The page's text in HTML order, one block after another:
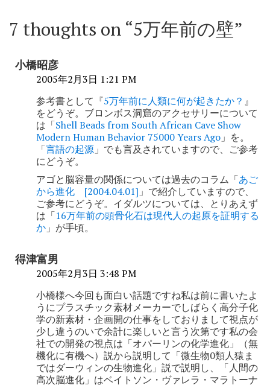
ナ
ゲ
7 thoughts on “5万年前の壁”
小橋昭彦
2005年2月3日 1:21 PM
参考書として『5万年前に人類に何が起きたか？ 』
をどうぞ。ブロンボス洞窟のアクセサリーについて
は「Shell Beads from South African Cave Show
Modern Human Behavior 75000 Years Ago 」を。
「言語の起源 」でも言及されていますので、ご参考
にどうぞ。
アゴと脳容量の関係については過去のコラム「あご
から進化 [2004.04.01] 」で紹介していますので、
ご参考にどうぞ。イダルツについては、とりあえず
は「16万年前の頭骨化石は現代人の起原を証明する
か 」が手頃。
得津富男
2005年2月3日 3:48 PM
小橋様へ今回も面白い話題ですね私は前に書いたよ
うにプラスチック素材メーカーでしばらく高分子化
学の新素材・企画開の仕事をしておりまして視点が
少し違うのいで余計に楽しいと言う次第です私の会
社での開発の視点は「オパーリンの化学進化」（無
機化に有機へ）説から説明して「微生物0類人猿ま
ではダーウィンの生物進化」説で説明し、「人間の
高次脳進化」はベイトソン・ヴァレラ・マラトーナ